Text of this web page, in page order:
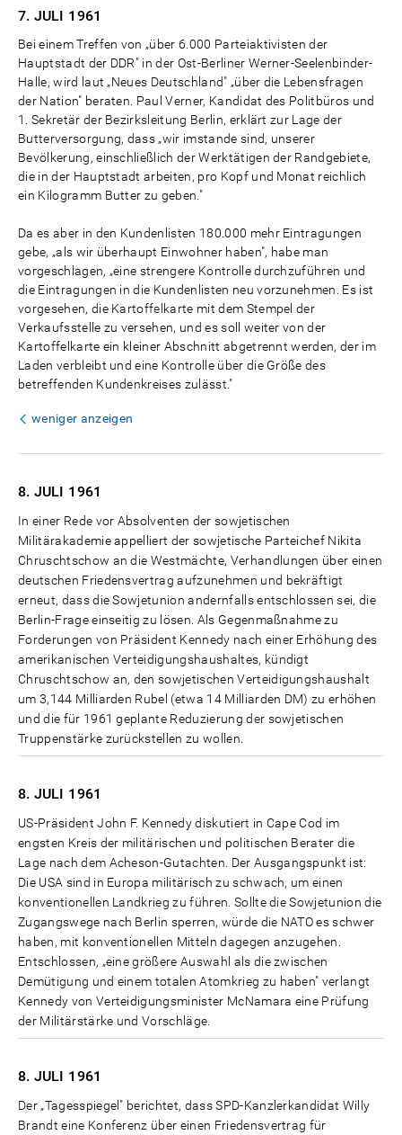
7. JULI 1961
Bei einem Treffen von „über 6.000 Parteiaktivisten der
Hauptstadt der DDR" in der Ost-Berliner Werner-Seelenbinder-
Halle, wird laut „Neues Deutschland" „über die Lebensfragen
der Nation" beraten. Paul Verner, Kandidat des Politbüros und
1. Sekretär der Bezirksleitung Berlin, erklärt zur Lage der
Butterversorgung, dass „wir imstande sind, unserer
Bevölkerung, einschließlich der Werktätigen der Randgebiete,
die in der Hauptstadt arbeiten, pro Kopf und Monat reichlich
ein Kilogramm Butter zu geben."
Da es aber in den Kundenlisten 180.000 mehr Eintragungen
gebe, „als wir überhaupt Einwohner haben", habe man
vorgeschlagen, „eine strengere Kontrolle durchzuführen und
die Eintragungen in die Kundenlisten neu vorzunehmen. Es ist
vorgesehen, die Kartoffelkarte mit dem Stempel der
Verkaufsstelle zu versehen, und es soll weiter von der
Kartoffelkarte ein kleiner Abschnitt abgetrennt werden, der im
Laden verbleibt und eine Kontrolle über die Größe des
betreffenden Kundenkreises zulässt."
weniger anzeigen
8. JULI 1961
In einer Rede vor Absolventen der sowjetischen
Militärakademie appelliert der sowjetische Parteichef Nikita
Chruschtschow an die Westmächte, Verhandlungen über einen
deutschen Friedensvertrag aufzunehmen und bekräftigt
erneut, dass die Sowjetunion andernfalls entschlossen sei, die
Berlin-Frage einseitig zu lösen. Als Gegenmaßnahme zu
Forderungen von Präsident Kennedy nach einer Erhöhung des
amerikanischen Verteidigungshaushaltes, kündigt
Chruschtschow an, den sowjetischen Verteidigungshaushalt
um 3,144 Milliarden Rubel (etwa 14 Milliarden DM) zu erhöhen
und die für 1961 geplante Reduzierung der sowjetischen
Truppenstärke zurückstellen zu wollen.
8. JULI 1961
US-Präsident John F. Kennedy diskutiert in Cape Cod im
engsten Kreis der militärischen und politischen Berater die
Lage nach dem Acheson-Gutachten. Der Ausgangspunkt ist:
Die USA sind in Europa militärisch zu schwach, um einen
konventionellen Landkrieg zu führen. Sollte die Sowjetunion die
Zugangswege nach Berlin sperren, würde die NATO es schwer
haben, mit konventionellen Mitteln dagegen anzugehen.
Entschlossen, „eine größere Auswahl als die zwischen
Demütigung und einem totalen Atomkrieg zu haben" verlangt
Kennedy von Verteidigungsminister McNamara eine Prüfung
der Militärstärke und Vorschläge.
8. JULI 1961
Der „Tagesspiegel" berichtet, dass SPD-Kanzlerkandidat Willy
Brandt eine Konferenz über einen Friedensvertrag für